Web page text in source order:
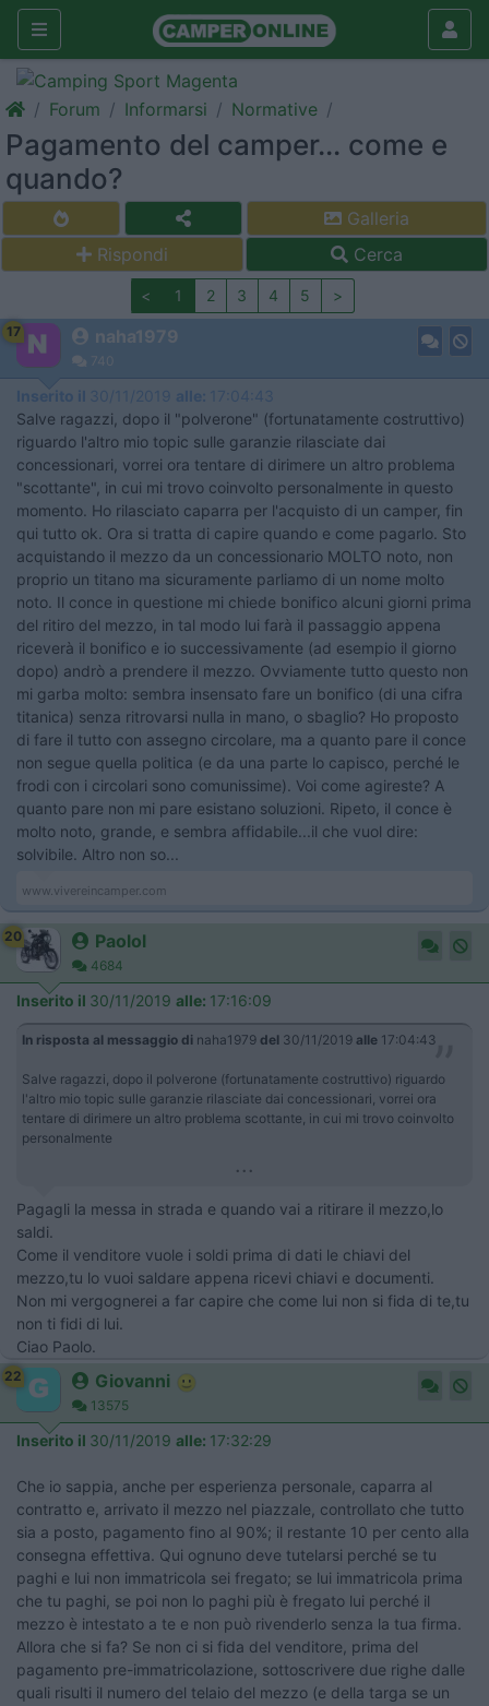
Forum Informarsi Normative
Pagamento del camper... come e
quando?
Galleria
Rispondi
Cerca
< 1 2 3 4 5 >
17 naha1979
740
Inserito il 30/11/2019 alle: 17:04:43
Salve ragazzi, dopo il "polverone" (fortunatamente costruttivo)
riguardo l'altro mio topic sulle garanzie rilasciate dai
concessionari, vorrei ora tentare di dirimere un altro problema
"scottante", in cui mi trovo coinvolto personalmente in questo
momento. Ho rilasciato caparra per l'acquisto di un camper, fin
qui tutto ok. Ora si tratta di capire quando e come pagarlo. Sto
acquistando il mezzo da un concessionario MOLTO noto, non
proprio un titano ma sicuramente parliamo di un nome molto
noto. Il conce in questione mi chiede bonifico alcuni giorni prima
del ritiro del mezzo, in tal modo lui farà il passaggio appena
riceverà il bonifico e io successivamente (ad esempio il giorno
dopo) andrò a prendere il mezzo. Ovviamente tutto questo non
mi garba molto: sembra insensato fare un bonifico (di una cifra
titanica) senza ritrovarsi nulla in mano, o sbaglio? Ho proposto
di fare il tutto con assegno circolare, ma a quanto pare il conce
non segue quella politica (e da una parte lo capisco, perché le
frodi con i circolari sono comunissime). Voi come agireste? A
quanto pare non mi pare esistano soluzioni. Ripeto, il conce è
molto noto, grande, e sembra affidabile...il che vuol dire:
solvibile. Altro non so...
www.vivereincamper.com
20 Paolol
4684
Inserito il 30/11/2019 alle: 17:16:09
In risposta al messaggio di naha1979 del 30/11/2019 alle 17:04:43
Salve ragazzi, dopo il polverone (fortunatamente costruttivo) riguardo
l'altro mio topic sulle garanzie rilasciate dai concessionari, vorrei ora
tentare di dirimere un altro problema scottante, in cui mi trovo coinvolto
personalmente
...
Pagagli la messa in strada e quando vai a ritirare il mezzo,lo
saldi.
Come il venditore vuole i soldi prima di dati le chiavi del
mezzo,tu lo vuoi saldare appena ricevi chiavi e documenti.
Non mi vergognerei a far capire che come lui non si fida di te,tu
non ti fidi di lui.
Ciao Paolo.
22 Giovanni
13575
Inserito il 30/11/2019 alle: 17:32:29
Che io sappia, anche per esperienza personale, caparra al
contratto e, arrivato il mezzo nel piazzale, controllato che tutto
sia a posto, pagamento fino al 90%; il restante 10 per cento alla
consegna effettiva. Qui ognuno deve tutelarsi perché se tu
paghi e lui non immatricola sei fregato; se lui immatricola prima
che tu paghi, se poi non lo paghi più è fregato lui perché il
mezzo è intestato a te e non può rivenderlo senza la tua firma.
Allora che si fa? Se non ci si fida del venditore, prima del
pagamento pre-immatricolazione, sottoscrivere due righe dalle
quali risulti il numero del telaio del mezzo (e della targa se un